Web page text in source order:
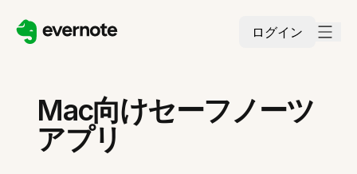
ログイン
Mac向けセーフノーツ
アプリ